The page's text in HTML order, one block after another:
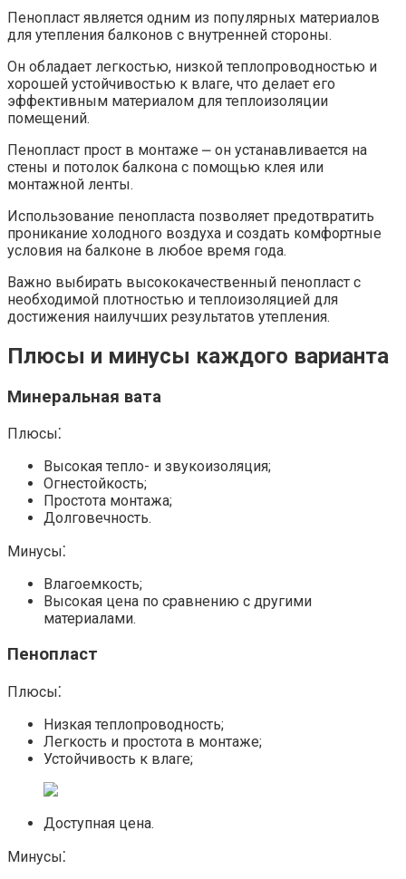
Пенопласт является одним из популярных материалов
для утепления балконов с внутренней стороны.​
Он обладает легкостью, низкой теплопроводностью и
хорошей устойчивостью к влаге, что делает его
эффективным материалом для теплоизоляции
помещений.​
Пенопласт прост в монтаже ⎼ он устанавливается на
стены и потолок балкона с помощью клея или
монтажной ленты.​
Использование пенопласта позволяет предотвратить
проникание холодного воздуха и создать комфортные
условия на балконе в любое время года.​
Важно выбирать высококачественный пенопласт с
необходимой плотностью и теплоизоляцией для
достижения наилучших результатов утепления.​
Плюсы и минусы каждого варианта
Минеральная вата
Плюсы⁚
Высокая тепло- и звукоизоляция;
Огнестойкость;
Простота монтажа;
Долговечность.​
Минусы⁚
Влагоемкость;
Высокая цена по сравнению с другими
материалами.​
Пенопласт
Плюсы⁚
Низкая теплопроводность;
Легкость и простота в монтаже;
Устойчивость к влаге;
Доступная цена.
Минусы⁚